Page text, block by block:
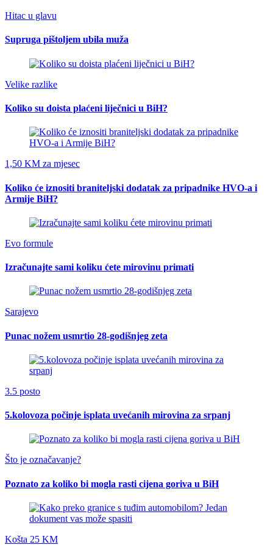
Hitac u glavu
Supruga pištoljem ubila muža
Velike razlike
Koliko su doista plaćeni liječnici u BiH?
1,50 KM za mjesec
Koliko će iznositi braniteljski dodatak za pripadnike HVO-a i
Armije BiH?
Evo formule
Izračunajte sami koliku ćete mirovinu primati
Sarajevo
Punac nožem usmrtio 28-godišnjeg zeta
3.5 posto
5.kolovoza počinje isplata uvećanih mirovina za srpanj
Što je označavanje?
Poznato za koliko bi mogla rasti cijena goriva u BiH
Košta 25 KM